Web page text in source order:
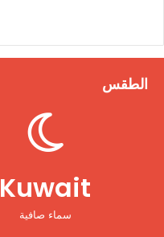
الطقس
Kuwait
سماء صافية